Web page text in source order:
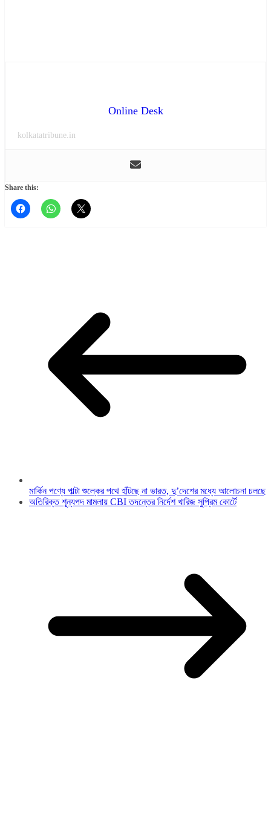
Online Desk
kolkatatribune.in
Share this:
মার্কিন পণ্যে পাল্টা শুল্কের পথে হাঁটছে না ভারত, দু’দেশের মধ্যে আলোচনা চলছে
অতিরিক্ত শূন্যপদ মামলায় CBI তদন্তের নির্দেশ খারিজ সুপ্রিম কোর্টে